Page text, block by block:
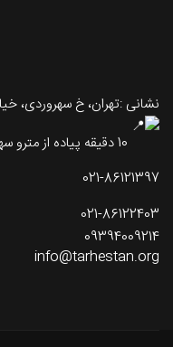
نشانی :تهران، خ سهروردی، خیابان
021-86121397
021-86122403
09394009214
info@tarhestan.org